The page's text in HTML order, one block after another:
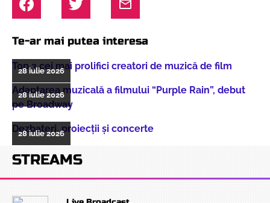
Te-ar mai putea interesa
Top 3 cei mai prolifici creatori de muzică de film
28 iulie 2026
Adaptarea muzicală a filmului “Purple Rain”, debut
pe Broadway
28 iulie 2026
Dezbateri, proiecţii şi concerte
28 iulie 2026
STREAMS